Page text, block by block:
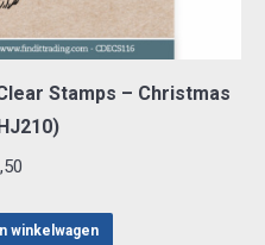
Stamps – Christmas
winkelwagen